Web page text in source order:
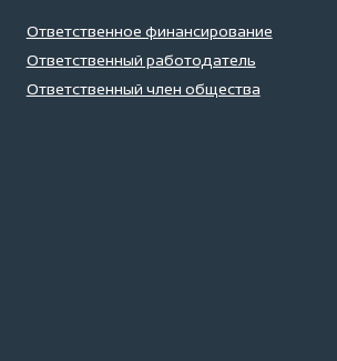
Ответственное финансирование
Ответственный работодатель
Ответственный член общества